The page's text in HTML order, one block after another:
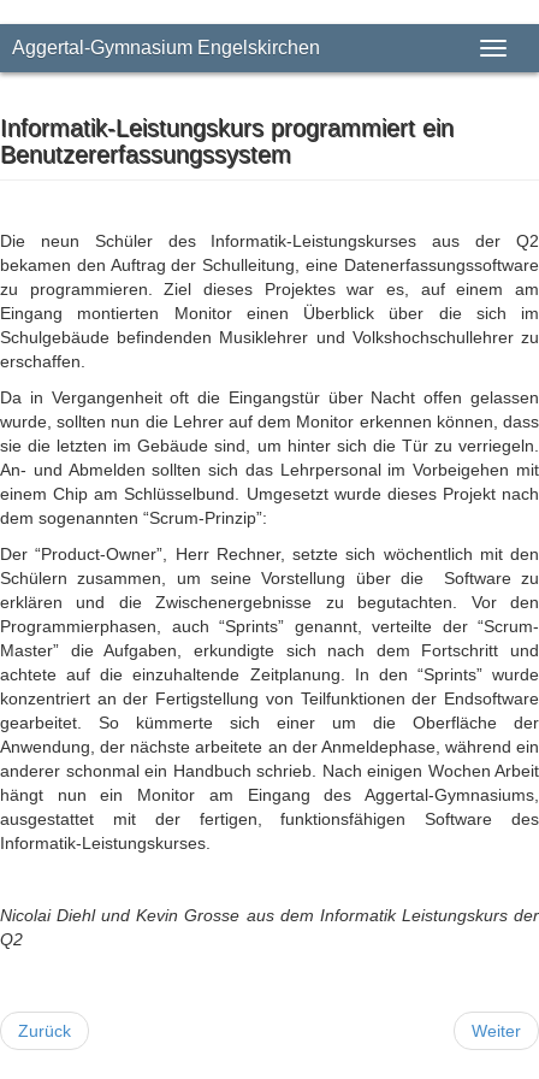
Aggertal-Gymnasium Engelskirchen
Informatik-Leistungskurs programmiert ein
Benutzererfassungssystem
Die neun Schüler des Informatik-Leistungskurses aus der Q2
bekamen den Auftrag der Schulleitung, eine Datenerfassungssoftware
zu programmieren. Ziel dieses Projektes war es, auf einem am
Eingang montierten Monitor einen Überblick über die sich im
Schulgebäude befindenden Musiklehrer und Volkshochschullehrer zu
erschaffen.
Da in Vergangenheit oft die Eingangstür über Nacht offen gelassen
wurde, sollten nun die Lehrer auf dem Monitor erkennen können, dass
sie die letzten im Gebäude sind, um hinter sich die Tür zu verriegeln.
An- und Abmelden sollten sich das Lehrpersonal im Vorbeigehen mit
einem Chip am Schlüsselbund. Umgesetzt wurde dieses Projekt nach
dem sogenannten “Scrum-Prinzip”:
Der “Product-Owner”, Herr Rechner, setzte sich wöchentlich mit den
Schülern zusammen, um seine Vorstellung über die
Software zu
erklären und die Zwischenergebnisse zu begutachten. Vor den
Programmierphasen, auch “Sprints” genannt, verteilte der “Scrum-
Master” die Aufgaben, erkundigte sich nach dem Fortschritt und
achtete auf die einzuhaltende Zeitplanung. In den “Sprints” wurde
konzentriert an der Fertigstellung von Teilfunktionen der Endsoftware
gearbeitet. So kümmerte sich einer um die Oberfläche der
Anwendung, der nächste arbeitete an der Anmeldephase, während ein
anderer schonmal ein Handbuch schrieb. Nach einigen Wochen Arbeit
hängt nun ein Monitor am Eingang des Aggertal-Gymnasiums,
ausgestattet mit der fertigen, funktionsfähigen Software des
Informatik-Leistungskurses.
Nicolai Diehl und Kevin Grosse aus dem Informatik Leistungskurs der
Q2
Zurück Weiter